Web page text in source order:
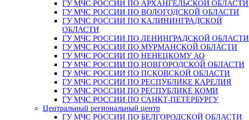
ГУ МЧС РОССИИ ПО АРХАНГЕЛЬСКОЙ ОБЛАСТИ
ГУ МЧС РОССИИ ПО ВОЛОГОДСКОЙ ОБЛАСТИ
ГУ МЧС РОССИИ ПО КАЛИНИНГРАДСКОЙ
ОБЛАСТИ
ГУ МЧС РОССИИ ПО ЛЕНИНГРАДСКОЙ ОБЛАСТИ
ГУ МЧС РОССИИ ПО МУРМАНСКОЙ ОБЛАСТИ
ГУ МЧС РОССИИ ПО НЕНЕЦКОМУ АО
ГУ МЧС РОССИИ ПО НОВГОРОДСКОЙ ОБЛАСТИ
ГУ МЧС РОССИИ ПО ПСКОВСКОЙ ОБЛАСТИ
ГУ МЧС РОССИИ ПО РЕСПУБЛИКЕ КАРЕЛИЯ
ГУ МЧС РОССИИ ПО РЕСПУБЛИКЕ КОМИ
ГУ МЧС РОССИИ ПО САНКТ-ПЕТЕРБУРГУ
Центральный региональный центр
ГУ МЧС РОССИИ ПО БЕЛГОРОДСКОЙ ОБЛАСТИ